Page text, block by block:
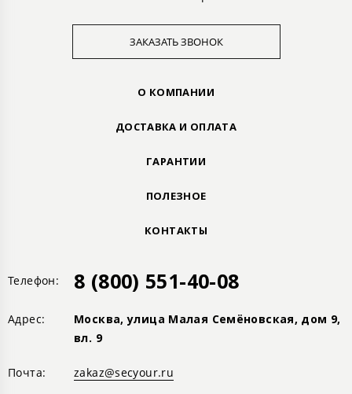
Телефон: 8 (800) 551-40-08
Адрес:
Москва, улица Малая Семёновская, дом 9,
вл. 9
Почта: zakaz@secyour.ru
ЗАКАЗАТЬ ЗВОНОК
О КОМПАНИИ
ДОСТАВКА И ОПЛАТА
ГАРАНТИИ
ПОЛЕЗНОЕ
КОНТАКТЫ